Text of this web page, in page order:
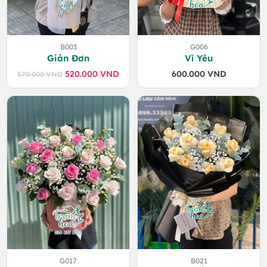
B003
Giản Đơn
570.000VND Giá
gốc
là:
570.000 VND.
520.000 VND
Giá
hiện
tại
520.000 VND.
G006
Vì Yêu
600.000 VND
G017 B021